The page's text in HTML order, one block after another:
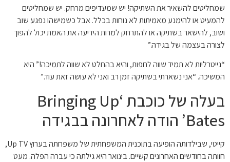
שמחליטים להשאיר את השתיקה! יש שמעדיפים מרחק. יש שמחליטים
להמעיט או להימנע מאמיתות לא נוחות בכלל. אבל כשמישהו נפגע שוב
ושוב, להישאר בשתיקה או להתרחק למרות הידיעה את האמת יכול להפוך
לצורה בעצמה של בגידה.”
“נייטרליות לא תמיד שווה לחפות, והיא בהחלט לא שווה לתמיכה!” היא
המשיכה. “אני נשארתי בשתיקה זמן רב ואני לא עושה זאת עוד.”
בעלה של כוכבת ‘Bringing Up
Bates’ הודה לאחרונה בבגידה
קייטי, שבילדותה הופיעה בתוכנית המשפחתית של משפחתה בערוץ Up TV,
חוותה בחודשים האחרונים קשיים. בינואר היא גילתה כי עברה הפלה. מעט